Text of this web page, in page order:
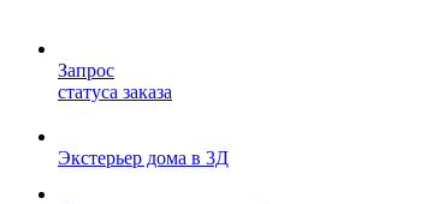
Запрос
статуса заказа
Экстерьер дома в 3Д